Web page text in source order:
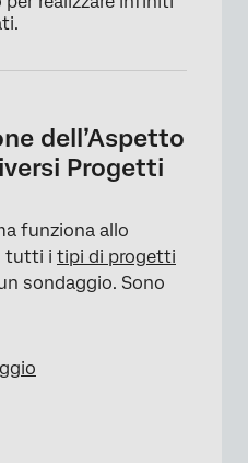
dell’Aspetto
Progetti
funziona allo
tutti i tipi di progetti
sondaggio. Sono